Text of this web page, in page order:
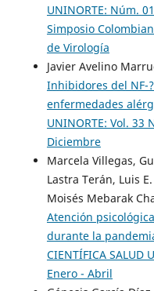
UNINORTE: Núm.
Simposio
de Virología
Javier Avelino
Inhibidores del NF-
enfermedades
UNINORTE: Vol. 33
Diciembre
Marcela Villegas,
Lastra Terán, Luis
Moisés Mebarak
Atención
durante la
CIENTÍFICA SALUD
Enero - Abril